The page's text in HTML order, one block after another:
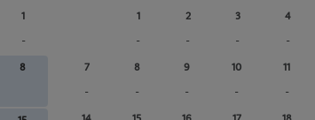
1
-
8
1
-
2
-
3
-
4
-
7
-
8
-
9
-
10
-
11
-